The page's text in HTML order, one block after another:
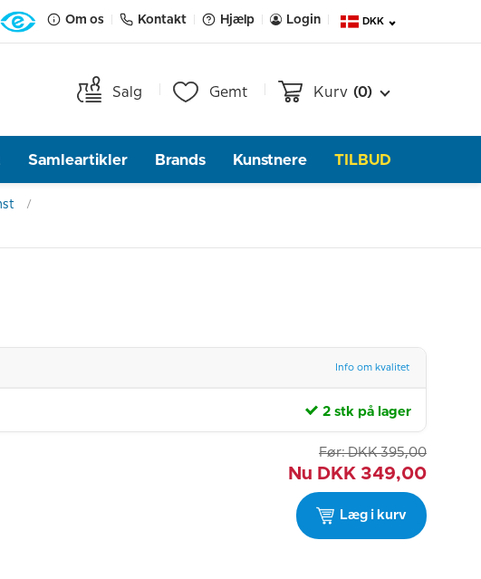
Om os Kontakt Hjælp Login DKK
Salg Gemt Kurv (0)
Samleartikler Brands Kunstnere TILBUD
Info om kvalitet
2 stk på lager
Før: DKK 395,00
Nu DKK 349,00
Læg i kurv